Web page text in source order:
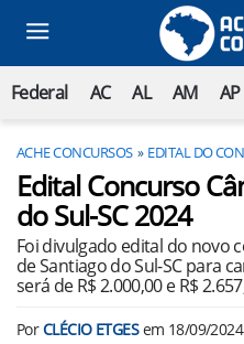
Federal AC AL AM AP
ACHE CONCURSOS EDITAL DO
Edital Concurso
do Sul-SC 2024
Foi divulgado edital do novo
de Santiago do Sul-SC para
será de R$ 2.000,00 e R$
PorCLÉCIO ETGESem 18/09/